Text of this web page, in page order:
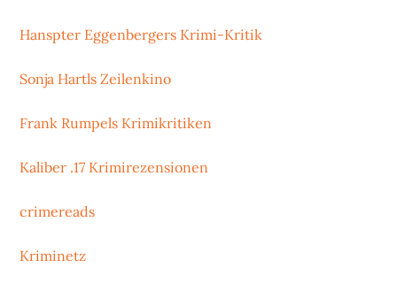
Hanspter Eggenbergers Krimi-Kritik
Sonja Hartls Zeilenkino
Frank Rumpels Krimikritiken
Kaliber .17 Krimirezensionen
crimereads
Kriminetz